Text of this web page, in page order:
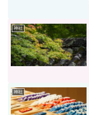
神社
神社